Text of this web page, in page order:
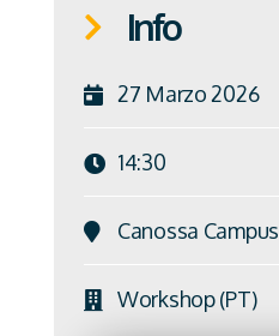
Info
27 Marzo 2026
14:30
Canossa Campus
Workshop (PT)